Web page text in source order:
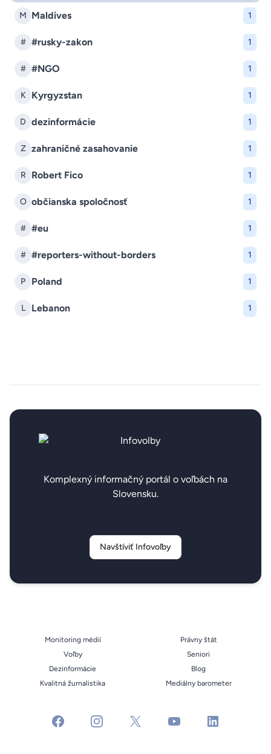
M Maldives 1
# #rusky-zakon 1
# #NGO 1
K Kyrgyzstan 1
D dezinformácie 1
Z zahraničné zasahovanie 1
R Robert Fico 1
O občianska spoločnosť 1
# #eu 1
# #reporters-without-borders 1
P Poland 1
L Lebanon 1
Komplexný informačný portál o voľbách na
Slovensku.
Navštíviť Infovoľby
Monitoring médií
Voľby
Dezinformácie
Kvalitná žurnalistika
Právny štát
Seniori
Blog
Mediálny barometer
facebook instagramx youtube linkedin